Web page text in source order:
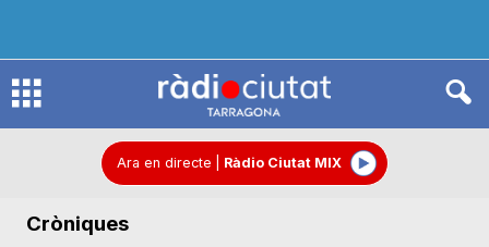
R
d
Ara en directe Ràdio Ciutat MIX
Cròniques